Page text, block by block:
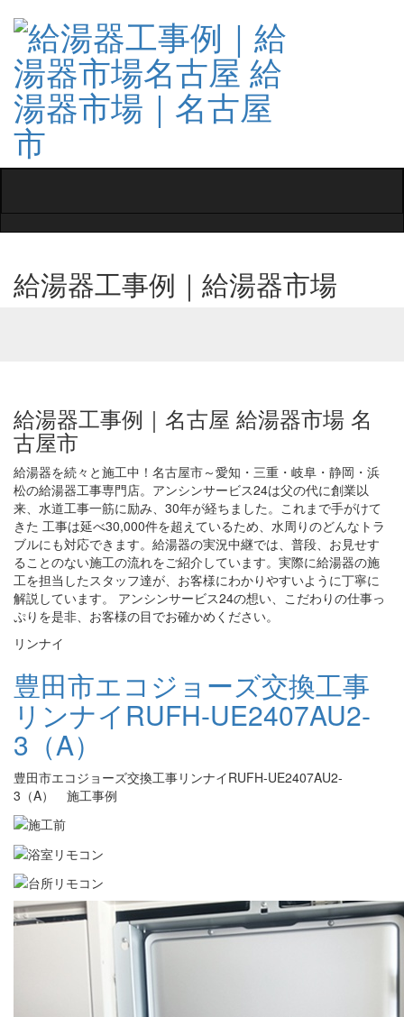
給湯器工事例｜給湯器市場
給湯器工事例｜名古屋 給湯器市場 名
古屋市
給湯器を続々と施工中！名古屋市～愛知・三重・岐阜・静岡・浜
松の給湯器工事専門店。アンシンサービス24は父の代に創業以
来、水道工事一筋に励み、30年が経ちました。これまで手がけて
きた 工事は延べ30,000件を超えているため、水周りのどんなトラ
ブルにも対応できます。給湯器の実況中継では、普段、お見せす
ることのない施工の流れをご紹介しています。実際に給湯器の施
工を担当したスタッフ達が、お客様にわかりやすいように丁寧に
解説しています。 アンシンサービス24の想い、こだわりの仕事っ
ぷりを是非、お客様の目でお確かめください。
リンナイ
豊田市エコジョーズ交換工事
リンナイRUFH-UE2407AU2-
3（A）
豊田市エコジョーズ交換工事リンナイRUFH-UE2407AU2-
3（A） 施工事例